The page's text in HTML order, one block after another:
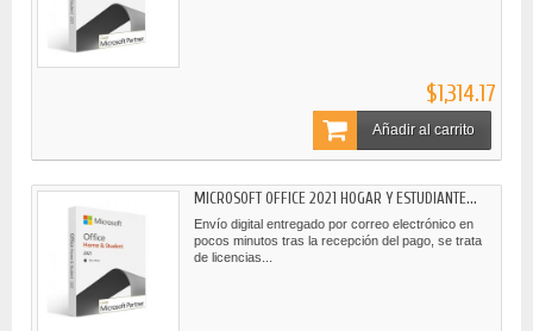
$1,314.17
Añadir al carrito
MICROSOFT OFFICE 2021 HOGAR Y ESTUDIANTE...
Envío digital entregado por correo electrónico en
pocos minutos tras la recepción del pago, se trata
de licencias...